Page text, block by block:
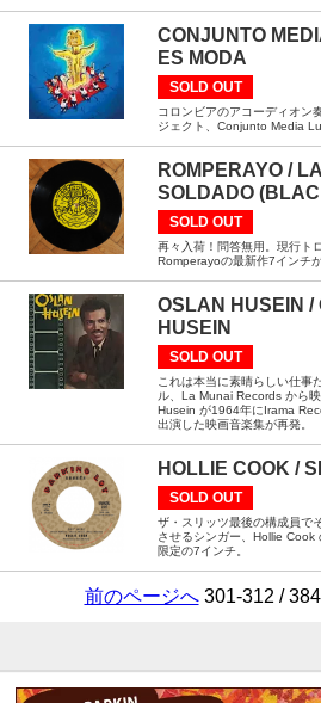
CONJUNTO
ES MODA
SOLD OUT
コロンビアのアコーディオン
ジェクト、Conjunto Media
ROMPERAYO /
SOLDADO
SOLD OUT
再々入荷！問答無用。現行ト
Romperayoの最新作7インチが
OSLAN HUSEIN /
HUSEIN
SOLD OUT
これは本当に素晴らしい仕事
ル、La Munai Records から
Husein が1964年にIrama
出演した映画音楽集が再発。
HOLLIE COOK /
SOLD OUT
ザ・スリッツ最後の構成員で
させるシンガー、Hollie Cook
限定の7インチ。
前のページへ301-312 /